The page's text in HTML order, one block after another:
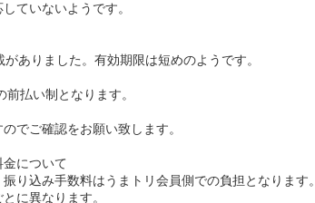
ていないようです。
ありました。有効期限は短めのようです。
払い制となります。
でご確認をお願い致します。
金について
り込み手数料はうまトリ会員側での負担となります。
に異なります。